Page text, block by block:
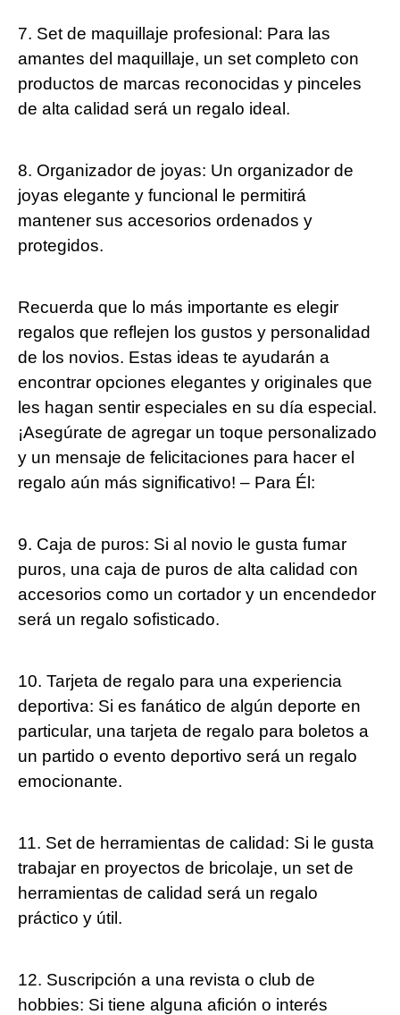
7. Set de maquillaje profesional: Para las
amantes del maquillaje, un set completo con
productos de marcas reconocidas y pinceles
de alta calidad será un regalo ideal.
8. Organizador de joyas: Un organizador de
joyas elegante y funcional le permitirá
mantener sus accesorios ordenados y
protegidos.
Recuerda que lo más importante es elegir
regalos que reflejen los gustos y personalidad
de los novios. Estas ideas te ayudarán a
encontrar opciones elegantes y originales que
les hagan sentir especiales en su día especial.
¡Asegúrate de agregar un toque personalizado
y un mensaje de felicitaciones para hacer el
regalo aún más significativo! – Para Él:
9. Caja de puros: Si al novio le gusta fumar
puros, una caja de puros de alta calidad con
accesorios como un cortador y un encendedor
será un regalo sofisticado.
10. Tarjeta de regalo para una experiencia
deportiva: Si es fanático de algún deporte en
particular, una tarjeta de regalo para boletos a
un partido o evento deportivo será un regalo
emocionante.
11. Set de herramientas de calidad: Si le gusta
trabajar en proyectos de bricolaje, un set de
herramientas de calidad será un regalo
práctico y útil.
12. Suscripción a una revista o club de
hobbies: Si tiene alguna afición o interés